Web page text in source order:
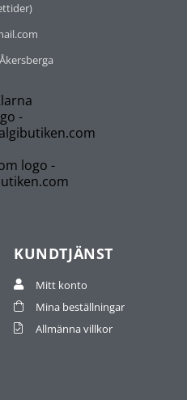
KUNDTJÄNST
Mitt konto
Mina beställningar
Allmänna villkor